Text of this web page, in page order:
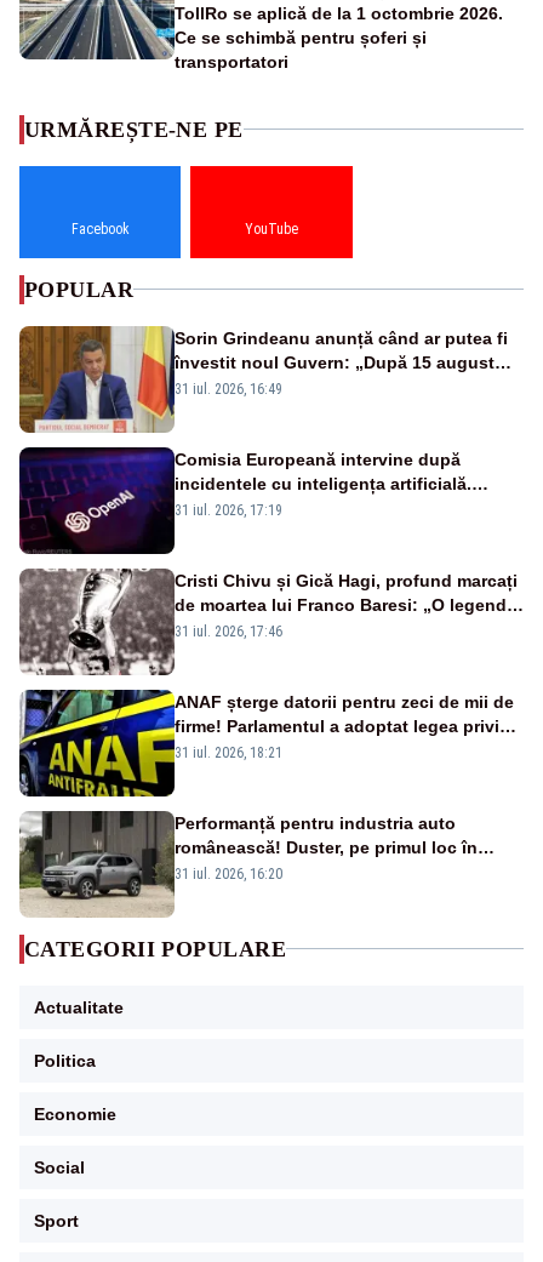
TollRo se aplică de la 1 octombrie 2026.
Ce se schimbă pentru șoferi și
transportatori
URMĂREȘTE-NE PE
Facebook YouTube
POPULAR
Sorin Grindeanu anunță când ar putea fi
învestit noul Guvern: „După 15 august
sunt șanse mai mari”
31 iul. 2026, 16:49
Comisia Europeană intervine după
incidentele cu inteligența artificială.
OpenAI și Anthropic, vizate
31 iul. 2026, 17:19
Cristi Chivu și Gică Hagi, profund marcați
de moartea lui Franco Baresi: „O legendă
a fotbalului mondial”
31 iul. 2026, 17:46
ANAF șterge datorii pentru zeci de mii de
firme! Parlamentul a adoptat legea privind
amnistia fiscală
31 iul. 2026, 18:21
Performanță pentru industria auto
românească! Duster, pe primul loc în
topul vânzărilor din Ucraina
31 iul. 2026, 16:20
CATEGORII POPULARE
Actualitate
Politica
Economie
Social
Sport